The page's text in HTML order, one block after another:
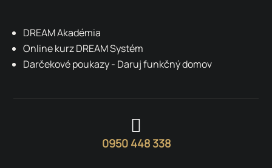
DREAM Akadémia
Online kurz DREAM Systém
Darčekové poukazy - Daruj funkčný domov

0950 448 338